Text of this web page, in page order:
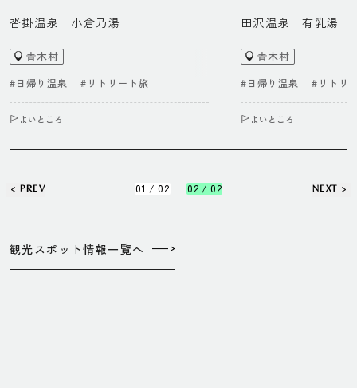
PREV NEXT
沓掛温泉 小倉乃湯
青木村
#日帰り温泉 #リトリート旅
よいところ
田沢温泉 有乳湯
青木村
#日帰り温泉 #リトリ
よいところ
01 / 02 02 / 02
観光スポット情報一覧へ